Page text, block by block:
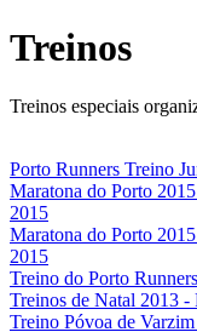
Treinos
Treinos especiais
Porto Runners Treino
Maratona do Porto
2015
Maratona do Porto
2015
Treino do Porto
Treinos de Natal 2013 -
Treino Póvoa de